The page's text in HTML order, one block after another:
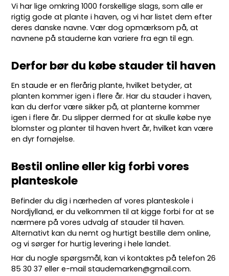
Vi har lige omkring 1000 forskellige slags, som alle er
rigtig gode at plante i haven, og vi har listet dem efter
deres danske navne. Vær dog opmærksom på, at
navnene på stauderne kan variere fra egn til egn.
Derfor bør du købe stauder til haven
En staude er en flerårig plante, hvilket betyder, at
planten kommer igen i flere år. Har du stauder i haven,
kan du derfor være sikker på, at planterne kommer
igen i flere år. Du slipper dermed for at skulle købe nye
blomster og planter til haven hvert år, hvilket kan være
en dyr fornøjelse.
Bestil online eller kig forbi vores
planteskole
Befinder du dig i nærheden af vores planteskole i
Nordjylland, er du velkommen til at kigge forbi for at se
nærmere på vores udvalg af stauder til haven.
Alternativt kan du nemt og hurtigt bestille dem online,
og vi sørger for hurtig levering i hele landet.
Har du nogle spørgsmål, kan vi kontaktes på telefon26
85 30 37 eller e-mailstaudemarken@gmail.com.